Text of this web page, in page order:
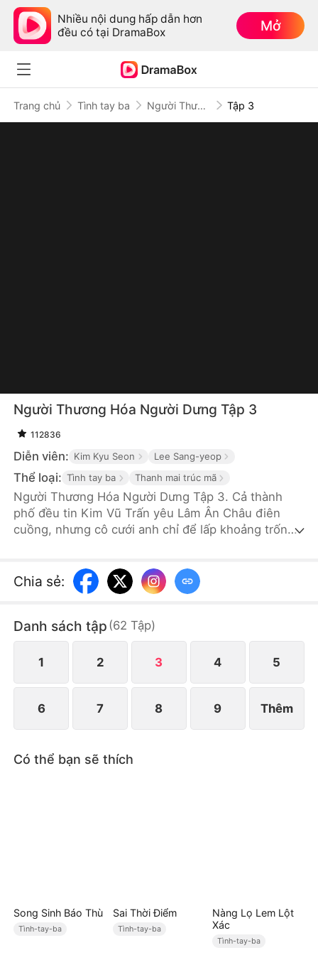
Nhiều nội dung hấp dẫn hơn
đều có tại DramaBox
Mở
Trang chủ Tình tay ba Người Thương Hóa Người Dưng Tập 3
Người Thương Hóa Người Dưng Tập 3
112836
Diễn viên: Kim Kyu Seon Lee Sang-yeop
Thể loại: Tình tay ba Thanh mai trúc mã
Người Thương Hóa Người Dưng Tập 3. Cả thành
phố đều tin Kim Vũ Trấn yêu Lâm Ân Châu điên
cuồng, nhưng cô cưới anh chỉ để lấp khoảng trống
nhưng chỉ nhận lại sự thờ ơ. Khi người cũ của vợ
quay về, anh chủ động ly hôn, tác thành cho họ rồi
mất người đàn ông yêu cô hơn cả sinh mệnh thì đã
quá muộn. Vũ Trấn đã đi xa, vĩnh viễn không hẹn
ngày về.
Chia sẻ:
Danh sách tập (62 Tập)
1 2 3 4 5
6 7 8 9 Thêm
Có thể bạn sẽ thích
Song Sinh Báo Thù
Tình-tay-ba
Sai Thời Điểm
Tình-tay-ba
Nàng Lọ Lem Lột
Xác
Tình-tay-ba